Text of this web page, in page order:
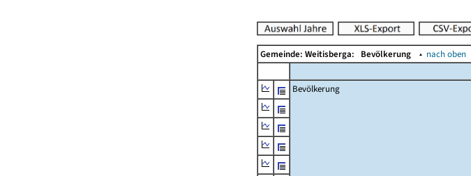
Gemeinde: Weitisberga: Bevölkerung ▴ nach oben
Bevölkerung